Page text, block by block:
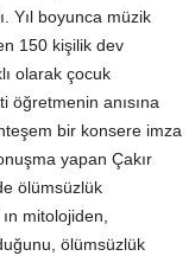
Yıl boyunca müzik
150 kişilik dev
olarak çocuk
öğretmenin anısına
bir konsere imza
yapan Çakır
ölümsüzlük
mitolojiden,
ölümsüzlük